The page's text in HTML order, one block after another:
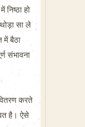
निष्ठा हो
सा ले
में बैठा
संभावना
करते
है। ऐसे